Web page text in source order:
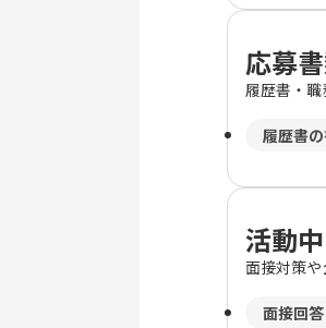
応募
履歴書・
履歴書
活動
面接対策
面接回